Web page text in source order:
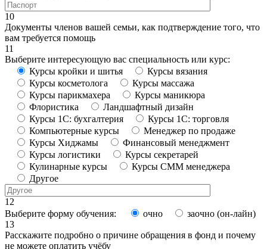
10
Документы членов вашей семьи, как подтверждение того, что
вам требуется помощь
11
Выберите интересующую вас специальность или курс:
Курсы кройки и шитья
Курсы вязания
Курсы косметолога
Курсы массажа
Курсы парикмахера
Курсы маникюра
Флористика
Ландшафтный дизайн
Курсы 1С: бухгалтерия
Курсы 1С: торговля
Компьютерные курсы
Менеджер по продаже
Курсы Хиджамы
Финансовый менеджмент
Курсы логистики
Курсы секретарей
Кулинарные курсы
Курсы СММ менеджера
Другое
12
Выберите форму обучения:
очно
заочно (он-лайн)
13
Расскажите подробно о причине обращения в фонд и почему
не можете оплатить учёбу